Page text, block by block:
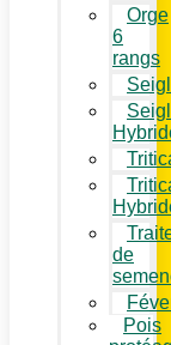
Orge
6
rangs
de
Pois